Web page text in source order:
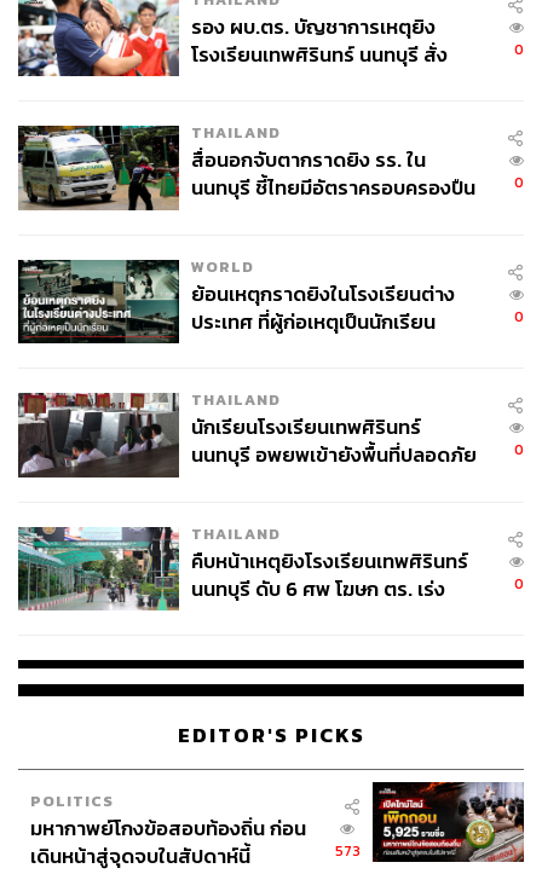
รอง ผบ.ตร. บัญชาการเหตุยิง
โรงเรียนเทพศิรินทร์ นนทบุรี สั่ง
0
THAILAND
สื่อนอกจับตากราดยิง รร. ใน
นนทบุรี ชี้ไทยมีอัตราครอบครองปืน
0
WORLD
ย้อนเหตุกราดยิงในโรงเรียนต่าง
ประเทศ ที่ผู้ก่อเหตุเป็นนักเรียน
0
THAILAND
นักเรียนโรงเรียนเทพศิรินทร์
นนทบุรี อพยพเข้ายังพื้นที่ปลอดภัย
0
THAILAND
คืบหน้าเหตุยิงโรงเรียนเทพศิรินทร์
นนทบุรี ดับ 6 ศพ โฆษก ตร. เร่ง
0
EDITOR'S PICKS
POLITICS
มหากาพย์โกงข้อสอบท้องถิ่น ก่อน
เดินหน้าสู่จุดจบในสัปดาห์นี้
573